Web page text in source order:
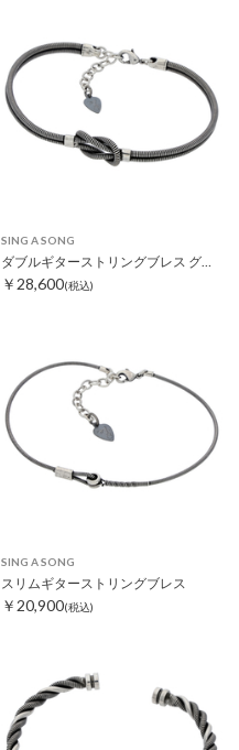
SING A SONG
ダブルギターストリングブレス グリーフノット
￥28,600(税込)
SING A SONG
スリムギターストリングブレス
￥20,900(税込)